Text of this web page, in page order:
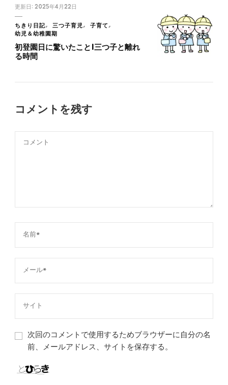
更新日: 2025年4月22日
ちきり日記 三つ子育児
子育て
幼児＆幼稚園期
初登園日に驚いたこと|三つ子と離れ
る時間
コメントを残す
次回のコメントで使用するためブラウザーに自分の名
前、メールアドレス、サイトを保存する。